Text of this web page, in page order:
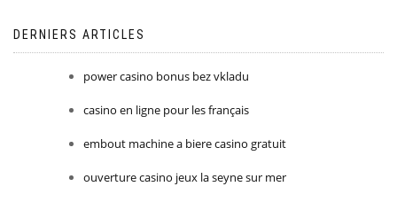
DERNIERS ARTICLES
power casino bonus bez vkladu
casino en ligne pour les français
embout machine a biere casino gratuit
ouverture casino jeux la seyne sur mer